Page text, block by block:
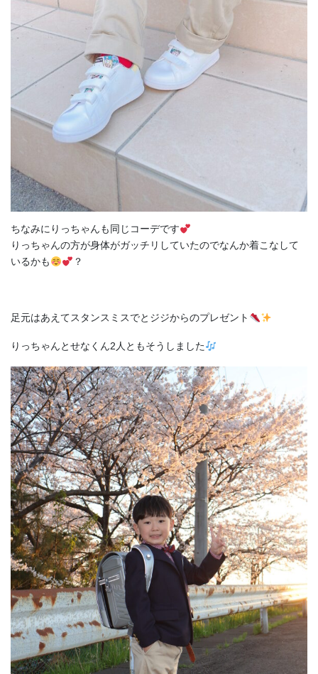
ちなみにりっちゃんも同じコーデです
りっちゃんの方が身体がガッチリしていたのでなんか着こなして
いるかも
？
足元はあえてスタンスミスでとジジからのプレゼント
りっちゃんとせなくん2人ともそうしました